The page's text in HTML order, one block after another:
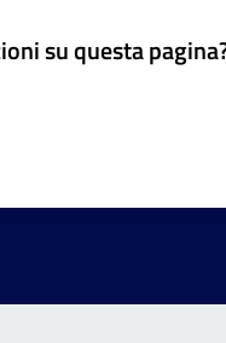
su questa